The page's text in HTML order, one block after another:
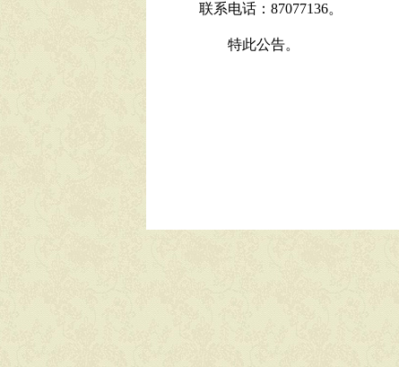
联系电话：87077136。
特此公告。